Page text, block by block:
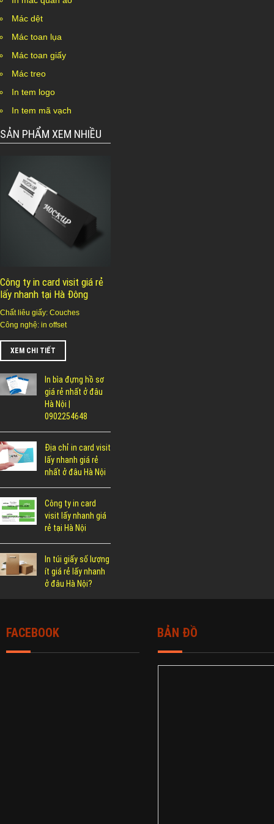
Mác dệt
Mác toan lụa
Mác toan giấy
Mác treo
In tem logo
In tem mã vạch
SẢN PHẨM XEM NHIỀU
Công ty in card visit giá rẻ
lấy nhanh tại Hà Đông
Chất liêu giấy: Couches
Công nghệ: in offset
XEM CHI TIẾT
In bìa đựng hồ sơ
giá rẻ nhất ở đâu
Hà Nội |
0902254648
Địa chỉ in card visit
lấy nhanh giá rẻ
nhất ở đâu Hà Nội
Công ty in card
visit lấy nhanh giá
rẻ tại Hà Nội
In túi giấy số lượng
ít giá rẻ lấy nhanh
ở đâu Hà Nội?
FACEBOOK BẢN ĐỒ